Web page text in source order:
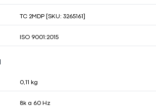
TC 2MDP [SKU: 3265161]
ISO 9001:2015
0,11 kg
8k a 60 Hz